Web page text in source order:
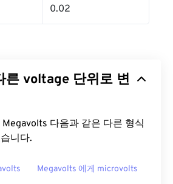
0.02
른 voltage 단위로 변
다음과 같은 다른 형식
니다.
Megavolts 에게 microvolts